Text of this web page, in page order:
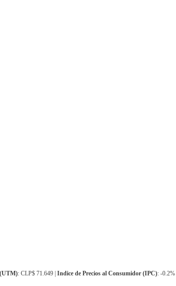
: CLP$ 71.649 | Indice de Precios al Consumidor (IPC): -0.2% |